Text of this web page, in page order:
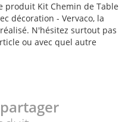
produit Kit Chemin de Table
décoration - Vervaco, la
N'hésitez surtout pas
ou avec quel autre